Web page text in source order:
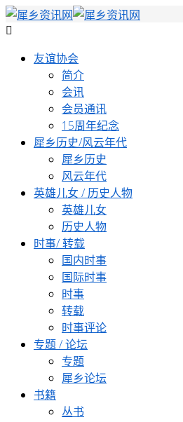
友谊协会
简介
会讯
会员通讯
15周年纪念
犀乡历史/风云年代
犀乡历史
风云年代
英雄儿女 / 历史人物
英雄儿女
历史人物
时事/ 转载
国内时事
国际时事
时事
转载
时事评论
专题 / 论坛
专题
犀乡论坛
书籍
丛书